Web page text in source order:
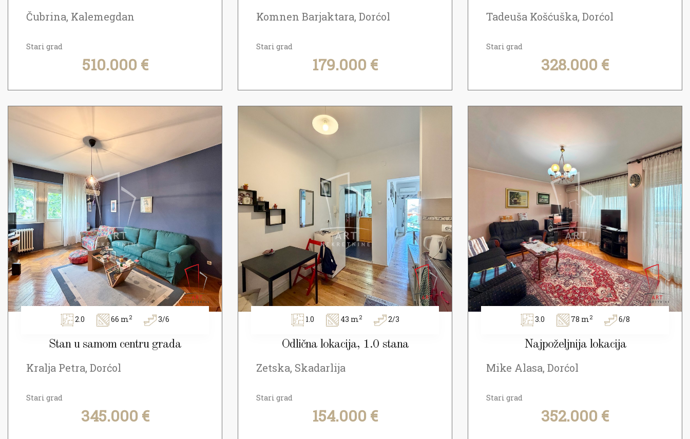
Čubrina, Kalemegdan
Stari grad
510.000 €
Komnen Barjaktara, Dorćol
Stari grad
179.000 €
Tadeuša Košćuška, Dorćol
Stari grad
328.000 €
2.0 66 m2 3/6
Stan u samom centru grada
Kralja Petra, Dorćol
Stari grad
345.000 €
1.0 43 m2 2/3
Odlična lokacija, 1.0 stana
Zetska, Skadarlija
Stari grad
154.000 €
3.0 78 m2 6/8
Najpoželjnija lokacija
Mike Alasa, Dorćol
Stari grad
352.000 €